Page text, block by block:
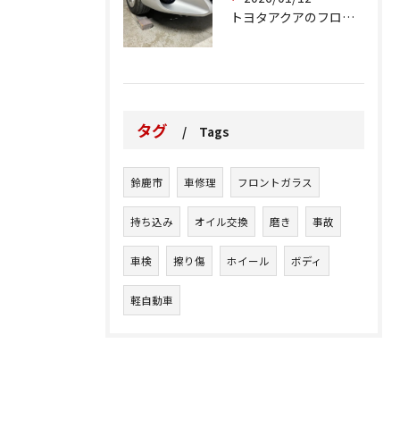
トヨタアクアのフロントバンパーの右下側を縁石にぶつけてできた...
タグ Tags
鈴鹿市 車修理 フロントガラス
持ち込み オイル交換 磨き 事故
車検 擦り傷 ホイール ボディ
軽自動車